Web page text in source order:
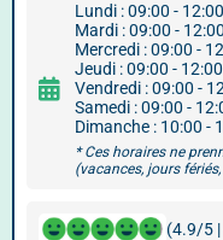
Lundi : 09:00 -
Mardi : 09:00 -
Mercredi : 09:00 -
Jeudi : 09:00 -
Vendredi : 09:00 -
Samedi : 09:00 -
Dimanche : 10:00 -
* Ces horaires ne
(vacances, jours
(4.9/5 |